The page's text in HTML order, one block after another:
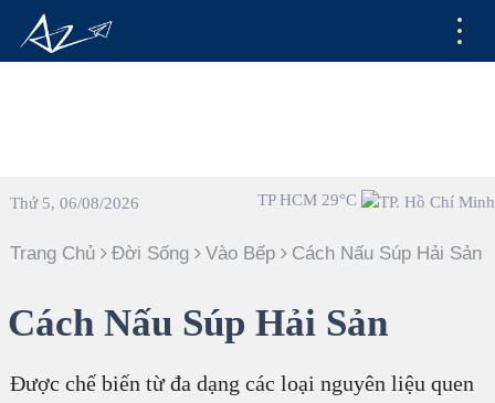
Thứ 5, 06/08/2026 TP HCM 29°C
Trang Chủ Đời Sống Vào Bếp Cách Nấu Súp Hải Sản
Cách Nấu Súp Hải Sản
Được chế biến từ đa dạng các loại nguyên liệu quen